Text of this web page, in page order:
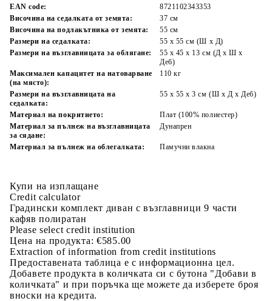
EAN code:
8721102343353
Височина на седалката от земята:
37 см
Височина на подлакътника от земята:
55 см
Размери на седалката:
55 x 55 cм (Ш x Д)
Размери на възглавницата за облягане:
55 x 45 x 13 см (Д х Ш x
Деб)
Максимален капацитет на натоварване
(на място):
110 кг
Размери на възглавницата на
седалката:
55 x 55 x 3 см (Ш x Д x Деб)
Материал на покритието:
Плат (100% полиестер)
Материал за пълнеж на възглавницата
за сядане:
Дунапрен
Материал за пълнеж на облегалката: Памучни влакна
Купи на изплащане
Credit calculator
Градински комплект диван с възглавници 9 части
кафяв полиратан
Please select credit institution
Цена на продукта: €585.00
Extraction of information from credit institutions
Предоставената таблица е с информационна цел.
Добавете продукта в количката си с бутона "Добави в
количката" и при поръчка ще можете да изберете броя
вноски на кредита.